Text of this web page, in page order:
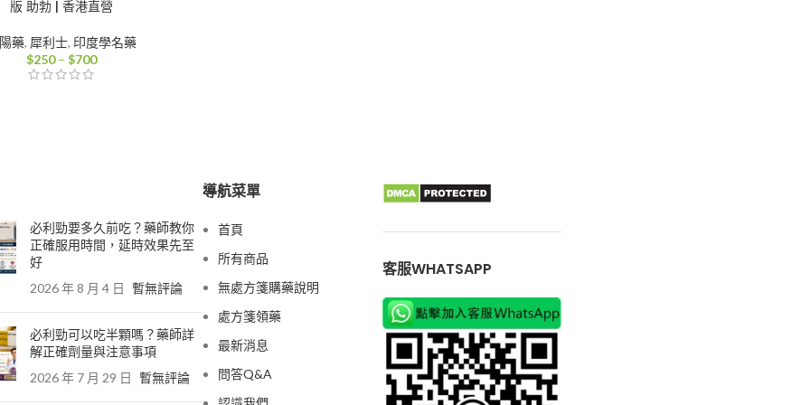
版 助勃 | 香港直營
藥, 犀利士, 印度學名藥
$250 – $700價
必利勁要多久前吃？藥師教你
正確服用時間，延時效果先至
好
2026 年 8 月 4 日 暫無評論
必利勁可以吃半顆嗎？藥師詳
解正確劑量與注意事項
2026 年 7 月 29 日 暫無評論
導航菜單
首頁
所有商品
無處方箋購藥說明
處方箋領藥
最新消息
問答Q&A
客服WHATSAPP